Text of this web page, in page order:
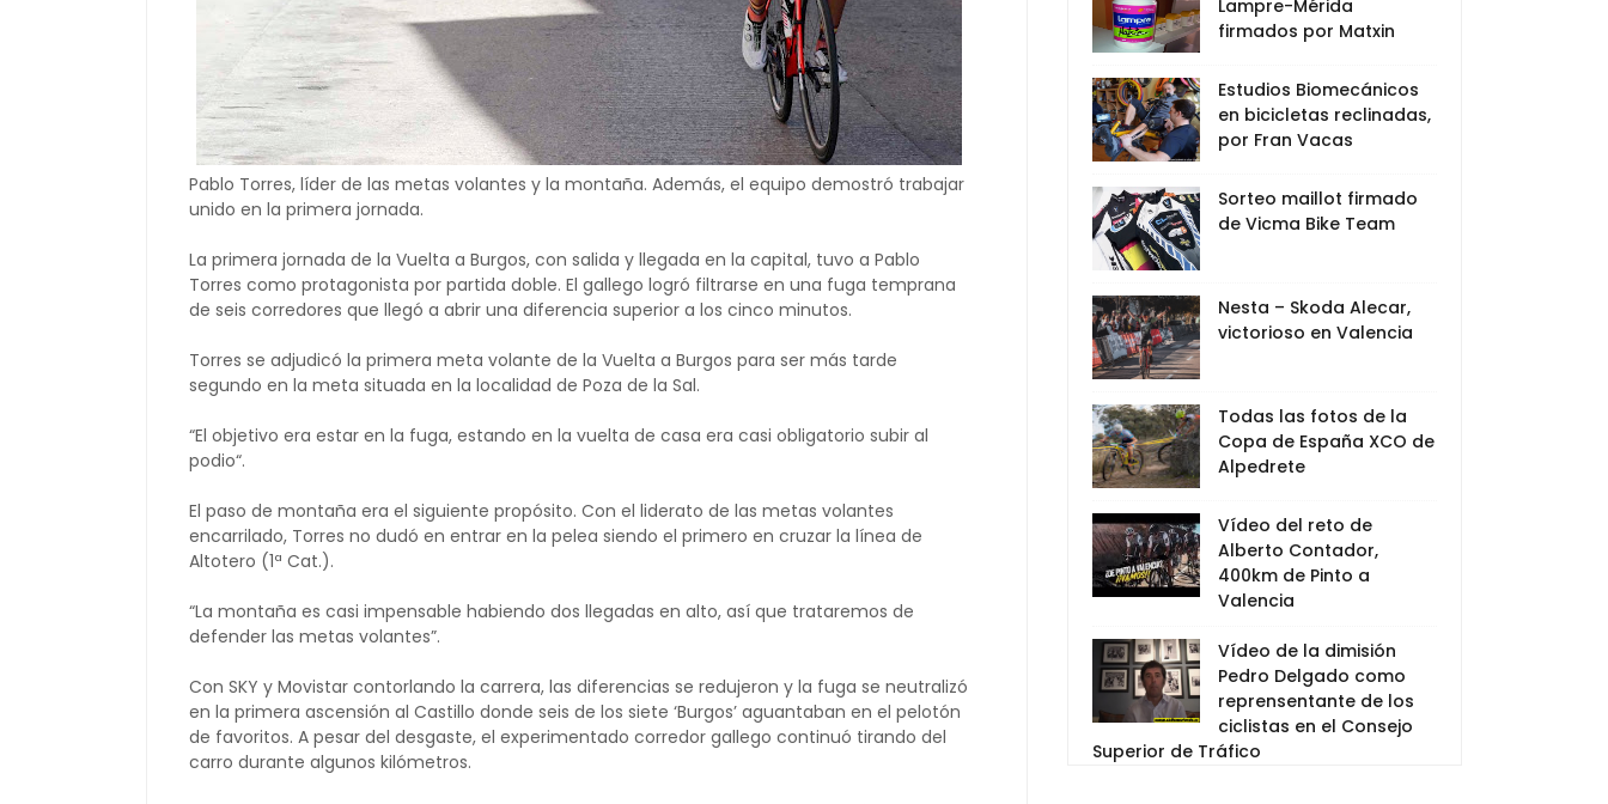
Pablo Torres, líder de las metas volantes y la montaña. Además, el equipo demostró trabajar
unido en la primera jornada.
La primera jornada de la Vuelta a Burgos, con salida y llegada en la capital, tuvo a Pablo
Torres como protagonista por partida doble. El gallego logró filtrarse en una fuga temprana
de seis corredores que llegó a abrir una diferencia superior a los cinco minutos.
Torres se adjudicó la primera meta volante de la Vuelta a Burgos para ser más tarde
segundo en la meta situada en la localidad de Poza de la Sal.
“El objetivo era estar en la fuga, estando en la vuelta de casa era casi obligatorio subir al
podio“.
El paso de montaña era el siguiente propósito. Con el liderato de las metas volantes
encarrilado, Torres no dudó en entrar en la pelea siendo el primero en cruzar la línea de
Altotero (1ª Cat.).
“La montaña es casi impensable habiendo dos llegadas en alto, así que trataremos de
defender las metas volantes”.
Con SKY y Movistar contorlando la carrera, las diferencias se redujeron y la fuga se neutralizó
en la primera ascensión al Castillo donde seis de los siete ‘Burgos’ aguantaban en el pelotón
de favoritos. A pesar del desgaste, el experimentado corredor gallego continuó tirando del
carro durante algunos kilómetros.
Lampre-Mérida
firmados por Matxin
Estudios Biomecánicos
en bicicletas reclinadas,
por Fran Vacas
Sorteo maillot firmado
de Vicma Bike Team
Nesta – Skoda Alecar,
victorioso en Valencia
Todas las fotos de la
Copa de España XCO de
Alpedrete
Vídeo del reto de
Alberto Contador,
400km de Pinto a
Valencia
Vídeo de la dimisión
Pedro Delgado como
reprensentante de los
ciclistas en el Consejo
Superior de Tráfico